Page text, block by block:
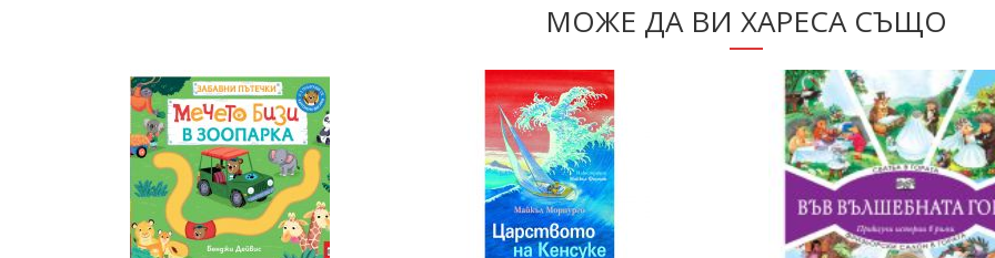
МОЖЕ ДА ВИ ХАРЕСА СЪЩО